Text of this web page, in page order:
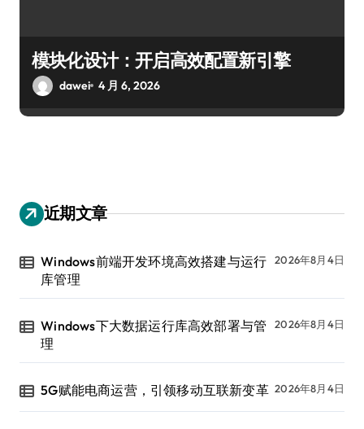
模块化设计：开启高效配置新引擎
dawei 4 月 6, 2026
近期文章
Windows前端开发环境高效搭建与运行
库管理
2026年8月4日
Windows下大数据运行库高效部署与管
理
2026年8月4日
5G赋能电商运营，引领移动互联新变革 2026年8月4日